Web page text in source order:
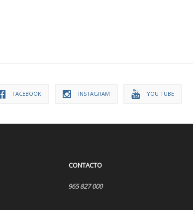
FACEBOOK INSTAGRAM YOU TUBE
CONTACTO
965 827 000